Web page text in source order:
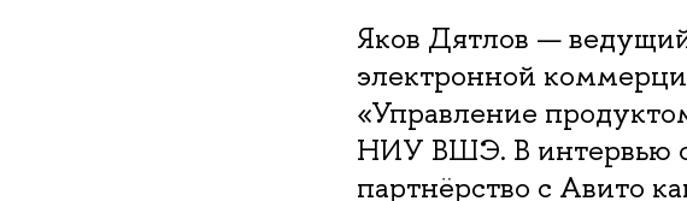
Яков Дятлов —
электронной
«Управление
НИУ ВШЭ. В интервью
партнёрство с Авито